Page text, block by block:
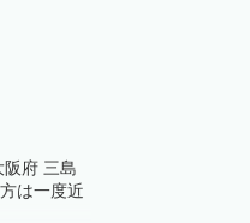
府 三島
は一度近